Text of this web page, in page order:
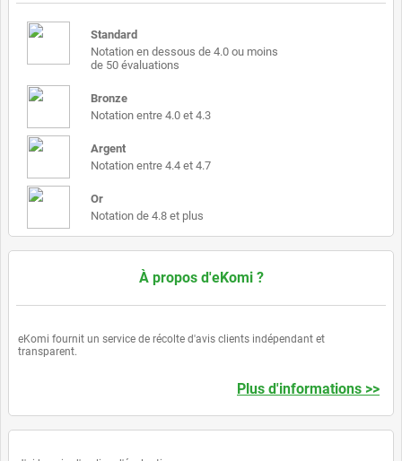
Standard
Notation en dessous de 4.0 ou moins
de 50 évaluations
Bronze
Notation entre 4.0 et 4.3
Argent
Notation entre 4.4 et 4.7
Or
Notation de 4.8 et plus
À propos d'eKomi ?
eKomi fournit un service de récolte d'avis clients indépendant et
transparent.
Plus d'informations >>